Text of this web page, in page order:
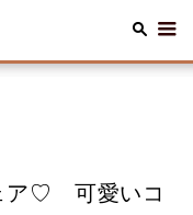
ア♡ 可愛いコ